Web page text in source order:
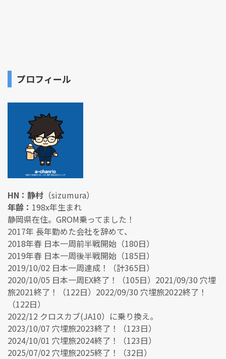
プロフィール
HN：静村 （sizumura）
年齢： 198x年生まれ
静岡県在住。GROM乗ってました！
2017年 長年勤めた会社を辞めて、
2018年春 日本一周前半戦開始（180日）
2019年春 日本一周後半戦開始（185日）
2019/10/02 日本一周達成！（計365日）
2020/10/05 日本一周EX終了！（105日）2021/09/30 穴埋
旅2021終了！（122日）2022/09/30 穴埋旅2022終了！
（122日）
2022/12 クロスカブ(JA10）に乗り換え。
2023/10/07 穴埋旅2023終了！（123日）
2024/10/01 穴埋旅2024終了！（123日）
2025/07/02 穴埋旅2025終了！（32日）